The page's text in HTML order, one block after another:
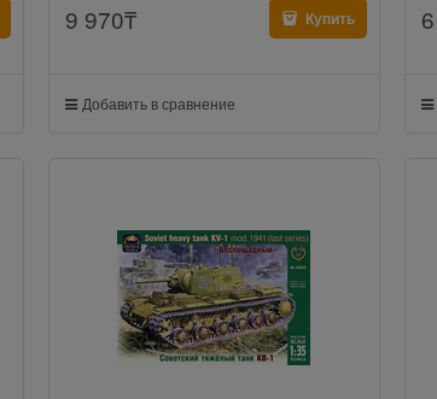
9 970₸ Купить
Добавить в сравнение